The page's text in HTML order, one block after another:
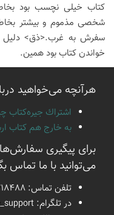
کتاب خیلی نچسب بود
شخصی مذموم و بیشتر
سفرش به غرب.<ذق> دلیل
خواندن کتاب بود همین.
هرآنچه می‌خواهید
اشتراك جيره‌كتاب
به خارج هم كتاب
برای پیگیری
می‌توانید با ما تماس
تلفن تماس:
در تلگرام: